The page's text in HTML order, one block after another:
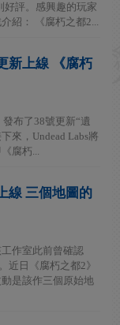
好評。感興趣的玩家
紹： 《腐朽之都2...
新上線 《腐朽
布了38號更新“遺
來，Undead Labs將
腐朽...
線 三個地圖的
作室此前曾確認
近日《腐朽之都2》
是該作三個原始地